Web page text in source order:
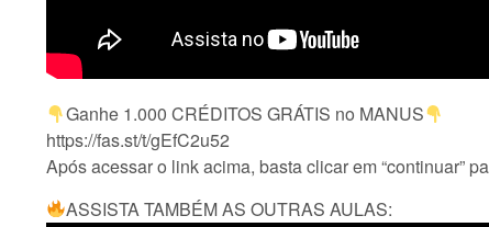
Ganhe 1.000 CRÉDITOS GRÁTIS no MANUS
https://fas.st/t/gEfC2u52
Após acessar o link acima, basta clicar em “continuar”
ASSISTA TAMBÉM AS OUTRAS AULAS: